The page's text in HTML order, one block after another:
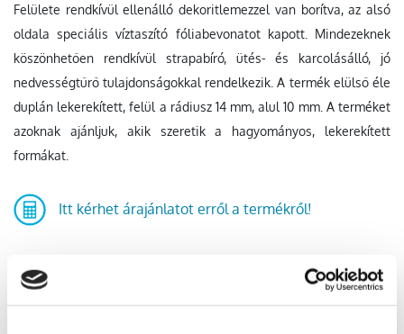
Felülete rendkívül ellenálló dekoritlemezzel van borítva, az alsó
oldala speciális víztaszító fóliabevonatot kapott. Mindezeknek
köszönhetően rendkívül strapabíró, ütés- és karcolásálló, jó
nedvességtűrő tulajdonságokkal rendelkezik. A termék elülső éle
duplán lekerekített, felül a rádiusz 14 mm, alul 10 mm. A terméket
azoknak ajánljuk, akik szeretik a hagyományos, lekerekített
formákat.
Itt kérhet árajánlatot erről a termékről!
MÉRETEK SZÍNVARIÁCIÓK